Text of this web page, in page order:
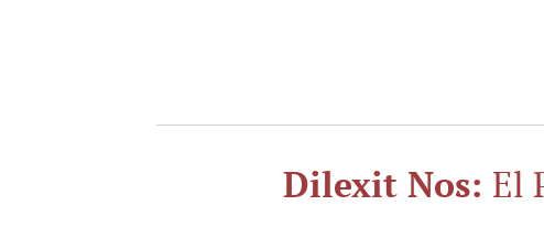
Dilexit Nos: El